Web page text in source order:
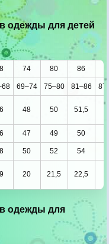
одежды для детей
74 80 86
69–74 75–80 81–86
48 50 51,5
47 49 50
50 52 54
20 21,5 22,5
одежды для